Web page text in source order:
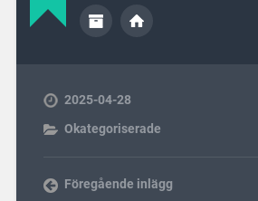
2025-04-28
Okategoriserade
Föregående inlägg